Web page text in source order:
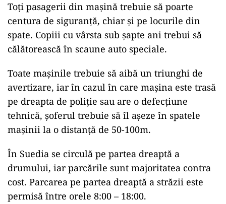
Toți pasagerii din mașină trebuie să poarte
centura de siguranță, chiar și pe locurile din
spate. Copiii cu vârsta sub șapte ani trebui să
călătorească în scaune auto speciale.
Toate mașinile trebuie să aibă un triunghi de
avertizare, iar în cazul în care mașina este trasă
pe dreapta de poliție sau are o defecțiune
tehnică, șoferul trebuie să îl așeze în spatele
mașinii la o distanță de 50-100m.
În Suedia se circulă pe partea dreaptă a
drumului, iar parcările sunt majoritatea contra
cost. Parcarea pe partea dreaptă a străzii este
permisă între orele 8:00 – 18:00.